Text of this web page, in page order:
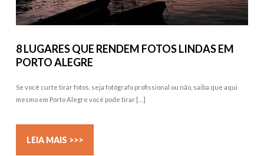
8 LUGARES QUE RENDEM FOTOS LINDAS EM
PORTO ALEGRE
Se você curte tirar fotos, seja fotógrafo profissional ou não, saiba que aqui
mesmo em Porto Alegre você pode tirar […]
LEIA MAIS >>>